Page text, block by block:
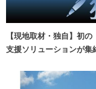
【現地取材・独自】初
支援ソリューションが集